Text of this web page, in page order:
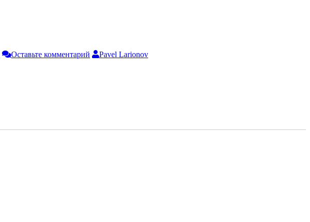
Оставьте комментарий
Pavel Larionov